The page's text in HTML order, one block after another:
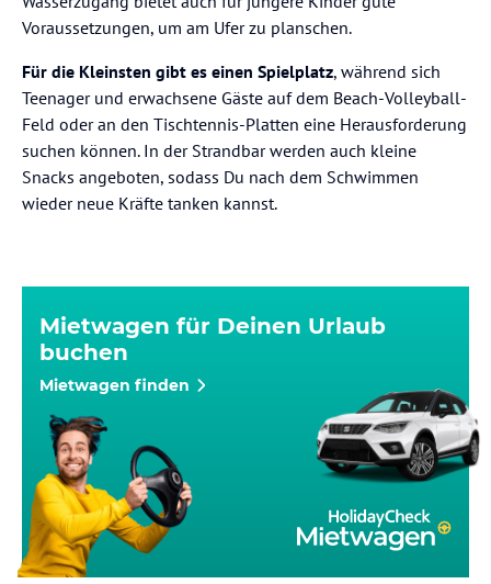
Voraussetzungen, um am Ufer zu planschen.
Für die Kleinsten gibt es einen Spielplatz, während sich
Teenager und erwachsene Gäste auf dem Beach-Volleyball-
Feld oder an den Tischtennis-Platten eine Herausforderung
suchen können. In der Strandbar werden auch kleine
Snacks angeboten, sodass Du nach dem Schwimmen
wieder neue Kräfte tanken kannst.
Mietwagen für Deinen Urlaub
buchen
Mietwagen finden